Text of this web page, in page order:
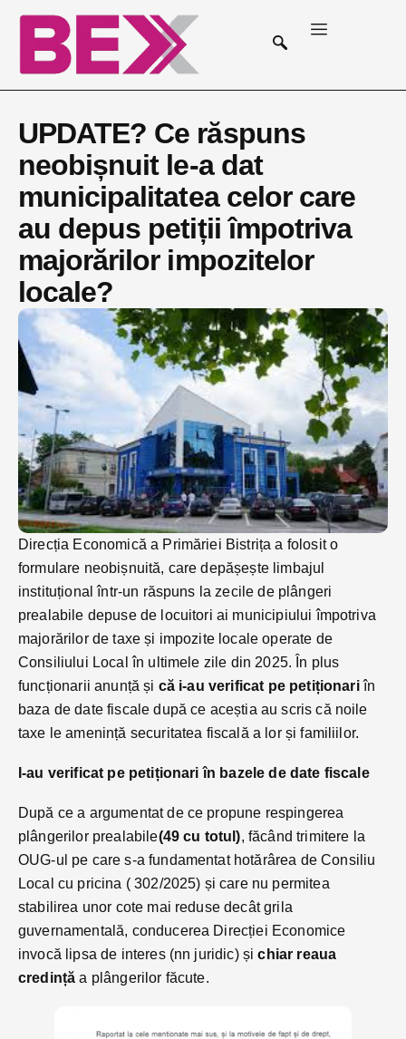
UPDATE? Ce răspuns
neobișnuit le-a dat
municipalitatea celor care
au depus petiții împotriva
majorărilor impozitelor
locale?
Direcția Economică a Primăriei Bistrița a folosit o
formulare neobișnuită, care depășește limbajul
instituțional într-un răspuns la zecile de plângeri
prealabile depuse de locuitori ai municipiului împotriva
majorărilor de taxe și impozite locale operate de
Consiliului Local în ultimele zile din 2025. În plus
funcționarii anunță și că i-au verificat pe petiționariîn
baza de date fiscale după ce aceștia au scris că noile
taxe le amenință securitatea fiscală a lor și familiilor.
I-au verificat pe petiționari în bazele de date fiscale
După ce a argumentat de ce propune respingerea
plângerilor prealabile(49 cu totul), făcând trimitere la
OUG-ul pe care s-a fundamentat hotărârea de Consiliu
Local cu pricina ( 302/2025) și care nu permitea
stabilirea unor cote mai reduse decât grila
guvernamentală, conducerea Direcției Economice
invocă lipsa de interes (nn juridic) șichiar reaua
credințăa plângerilor făcute.